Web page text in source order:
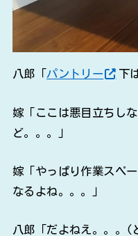
八郎「パントリー 下
嫁「ここは悪目立ちし
ど。。。」
嫁「やっぱり作業スペ
なるよね。。。」
八郎「だよねえ。。。(